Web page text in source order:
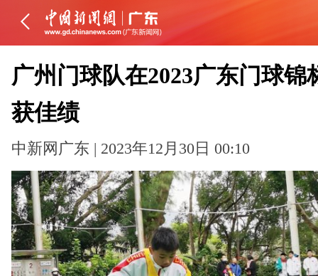
广州门球队在2023广东门球锦
获佳绩
中新网广东 | 2023年12月30日 00:10